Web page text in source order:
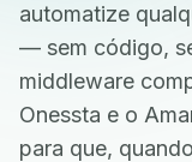
automatize
— sem código,
middleware
Onessta e o
para que,